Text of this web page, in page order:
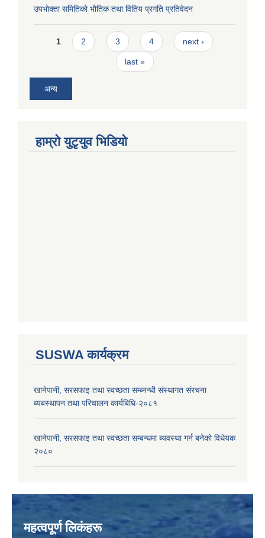
उपभाेक्ता समितिकाे भाैतिक तथा वितिय प्रगति प्रतिवेदन
Pages
1 2 3 4 next ›
last »
अन्य
हाम्राे युटृयुव भिडियाे
SUSWA कार्यक्रम
खानेपानी, सरसफाइ तथा स्वच्छता सम्ब्नन्धी संस्थागत संरचना
ब्यबस्थापन तथा परिचालन कार्यबिधि-२०८१
खानेपानी, सरसफाइ तथा स्वच्छता सम्बन्धमा ब्यवस्था गर्न बनेको विधेयक
२०८०
महत्वपूर्ण लिकंहरू